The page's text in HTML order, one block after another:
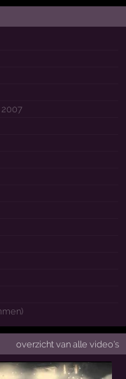
2007
overzicht van alle video's